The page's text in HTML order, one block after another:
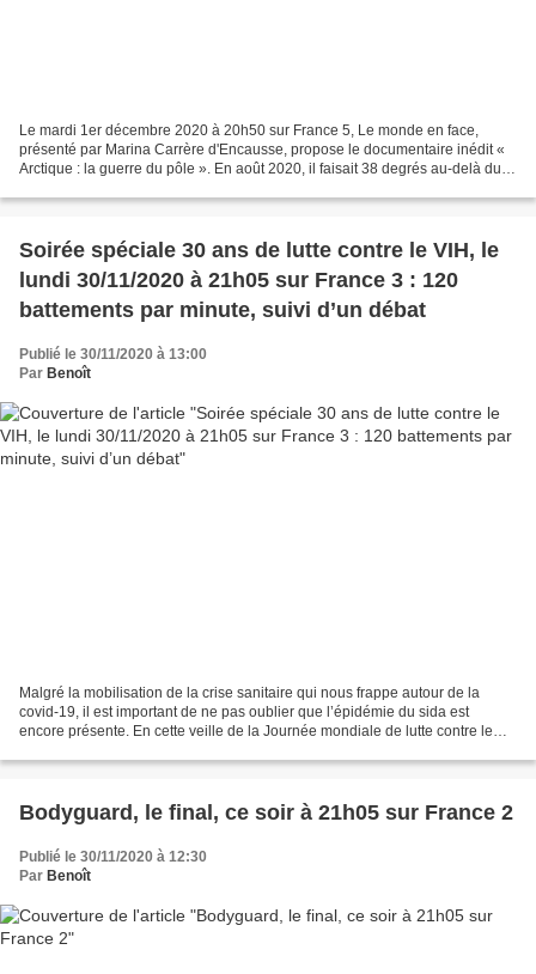
Le mardi 1er décembre 2020 à 20h50 sur France 5, Le monde en face,
présenté par Marina Carrère d'Encausse, propose le documentaire inédit «
Arctique : la guerre du pôle ». En août 2020, il faisait 38 degrés au-delà du
Soirée spéciale 30 ans de lutte contre le VIH, le
lundi 30/11/2020 à 21h05 sur France 3 : 120
battements par minute, suivi d’un débat
Publié le 30/11/2020 à 13:00
Par Benoît
Malgré la mobilisation de la crise sanitaire qui nous frappe autour de la
covid-19, il est important de ne pas oublier que l’épidémie du sida est
encore présente. En cette veille de la Journée mondiale de lutte contre le
Bodyguard, le final, ce soir à 21h05 sur France 2
Publié le 30/11/2020 à 12:30
Par Benoît